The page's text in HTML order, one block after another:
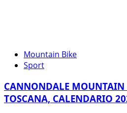
Mountain Bike
Sport
CANNONDALE MOUNTAIN
TOSCANA, CALENDARIO